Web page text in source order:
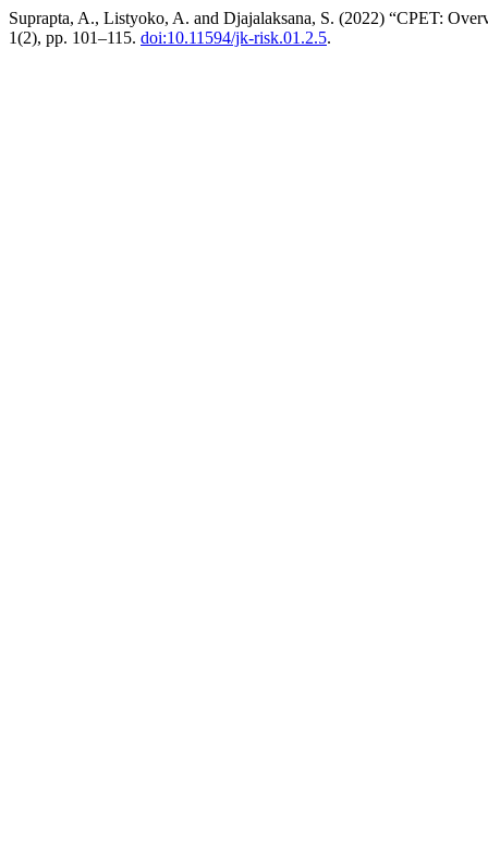
Suprapta, A., Listyoko, A. and Djajalaksana, S. (2022) “CPET:
1(2), pp. 101–115. doi:10.11594/jk-risk.01.2.5.